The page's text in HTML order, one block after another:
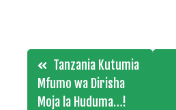
Post
navigation
Tanzania Kutumia
Mfumo wa Dirisha
Moja la Huduma…!